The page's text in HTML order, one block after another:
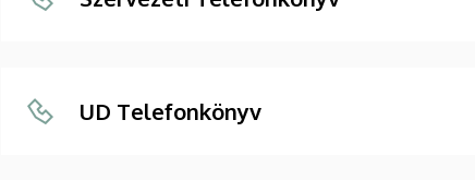
UD Telefonkönyv